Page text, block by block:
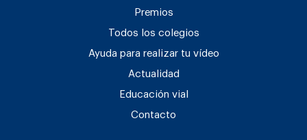
Premios
Todos los colegios
Ayuda para realizar tu vídeo
Actualidad
Educación vial
Contacto